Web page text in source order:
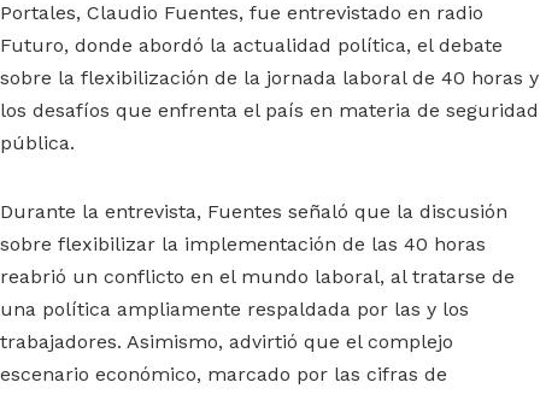
Portales, Claudio Fuentes, fue entrevistado en radio
Futuro, donde abordó la actualidad política, el debate
sobre la flexibilización de la jornada laboral de 40 horas y
los desafíos que enfrenta el país en materia de seguridad
pública.
Durante la entrevista, Fuentes señaló que la discusión
sobre flexibilizar la implementación de las 40 horas
reabrió un conflicto en el mundo laboral, al tratarse de
una política ampliamente respaldada por las y los
trabajadores. Asimismo, advirtió que el complejo
escenario económico, marcado por las cifras de